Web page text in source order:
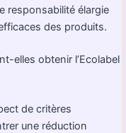
responsabilité élargie
des produits.
elles obtenir l’Ecolabel
de critères
une réduction